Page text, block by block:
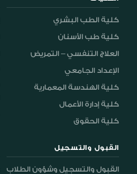
كلية الطب البشري
كلية طب الأسنان
العلاج التنفسي – التمريض
الإعداد الجامعي
كلية الهندسة المعمارية
كلية إدارة الأعمال
كلية الحقوق
القبول والتسجيل
القبول والتسجيل وشؤون الطلاب